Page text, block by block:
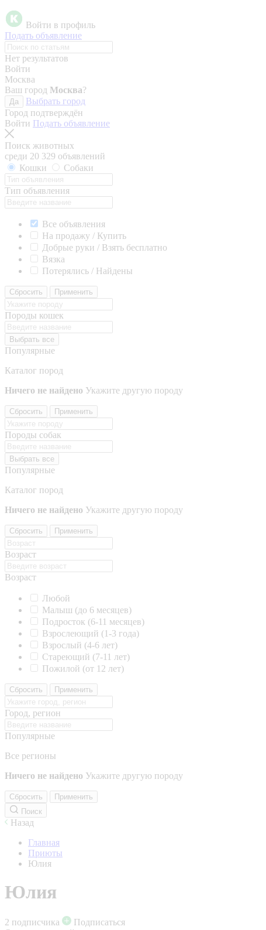
Войти в профиль
Подать объявление
Нет результатов
Войти
Москва
Ваш город Москва?
Да
Выбрать город
Город подтверждён
Войти Подать объявление
Поиск животных
среди 20 329 объявлений
Кошки
Собаки
Тип объявления
Все объявления
На продажу / Купить
Добрые руки / Взять бесплатно
Вязка
Потерялись / Найдены
Сбросить Применить
Породы кошек
Выбрать все
Популярные
Каталог пород
Ничего не найдено Укажите другую породу
Сбросить Применить
Породы собак
Выбрать все
Популярные
Каталог пород
Ничего не найдено Укажите другую породу
Сбросить Применить
Возраст
Возраст
Любой
Малыш (до 6 месяцев)
Подросток (6-11 месяцев)
Взрослеющий (1-3 года)
Взрослый (4-6 лет)
Стареющий (7-11 лет)
Пожилой (от 12 лет)
Сбросить Применить
Город, регион
Популярные
Все регионы
Ничего не найдено Укажите другую породу
Сбросить
Применить
Поиск
Назад
Главная
Приюты
Юлия
Юлия
2 подписчика
Подписаться